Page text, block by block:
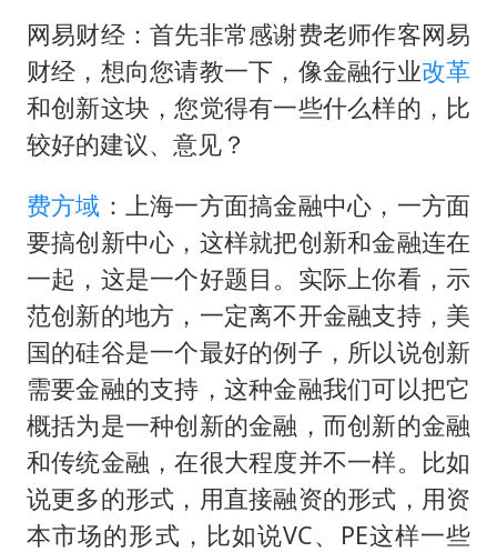
网易财经：首先非常感谢费老师作客网易
财经，想向您请教一下，像金融行业改革
和创新这块，您觉得有一些什么样的，比
较好的建议、意见？
费方域 ：上海一方面搞金融中心，一方面
要搞创新中心，这样就把创新和金融连在
一起，这是一个好题目。实际上你看，示
范创新的地方，一定离不开金融支持，美
国的硅谷是一个最好的例子，所以说创新
需要金融的支持，这种金融我们可以把它
概括为是一种创新的金融，而创新的金融
和传统金融，在很大程度并不一样。比如
说更多的形式，用直接融资的形式，用资
本市场的形式，比如说VC、PE这样一些